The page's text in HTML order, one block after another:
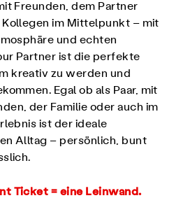
Freunden, dem Partner
im Mittelpunkt – mit
und echten
Partner ist die perfekte
kreativ zu werden und
Egal ob als Paar, mit
der Familie oder auch im
ist der ideale
Alltag – persönlich, bunt
Ticket = eine Leinwand.